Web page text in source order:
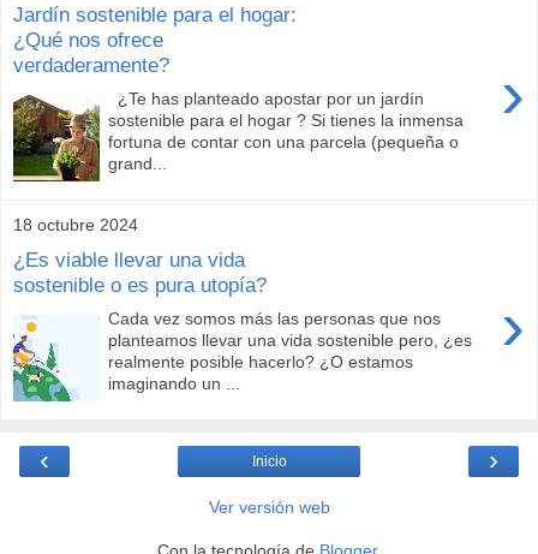
Jardín sostenible para el hogar:
¿Qué nos ofrece
verdaderamente?
›
¿Te has planteado apostar por un jardín
sostenible para el hogar ? Si tienes la inmensa
fortuna de contar con una parcela (pequeña o
grand...
18 octubre 2024
¿Es viable llevar una vida
sostenible o es pura utopía?
›
Cada vez somos más las personas que nos
planteamos llevar una vida sostenible pero, ¿es
realmente posible hacerlo? ¿O estamos
imaginando un ...
‹ ›
Inicio
Ver versión web